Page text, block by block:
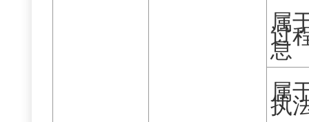
属
过
息
属
执